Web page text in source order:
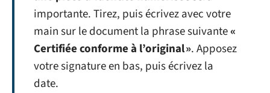
importante. Tirez, puis écrivez avec votre
main sur le document la phrase suivante«
Certifiée conforme à l’original ». Apposez
votre signature en bas, puis écrivez la
date.